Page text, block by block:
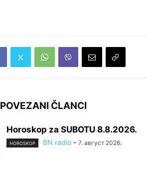
POVEZANI ČLANCI
Horoskop za SUBOTU 8.8.2026.
HOROSKOP BN radio - 7. август 2026.